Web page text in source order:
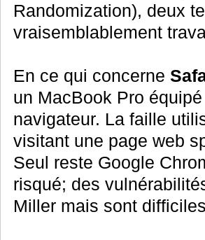
Randomization), deux
vraisemblablement
En ce qui concerne
un MacBook Pro
navigateur. La faille
visitant une page web
Seul reste Google
risqué; des
Miller mais sont